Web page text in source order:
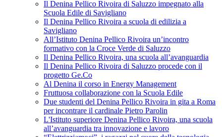
Il Denina Pellico Rivoira di Saluzzo impegnato alla
Scuola Edile di Savigliano
Il Denina Pellico Rivoira a scuola di edilizia a
Savigliano
All’Istituto Denina Pellico Rivoira un’incontro
formativo con la Croce Verde di Saluzzo
Il Denina Pellico Rivoira, una scuola all’avanguardia
Il Denina Pellico Rivoira di Saluzzo procede con il
progetto Ge.Co
Al Denina il corso in Energy Management
Fruttuosa collaborazione con la Scuola Edile
Due studenti del Denina Pellico Rivoira in gita a Roma
per incontrare il cardinale Pietro Parolin
L'Istituto superiore Denina Pellico Rivoira, una scuola
all’avanguardia tra innovazione e lavoro